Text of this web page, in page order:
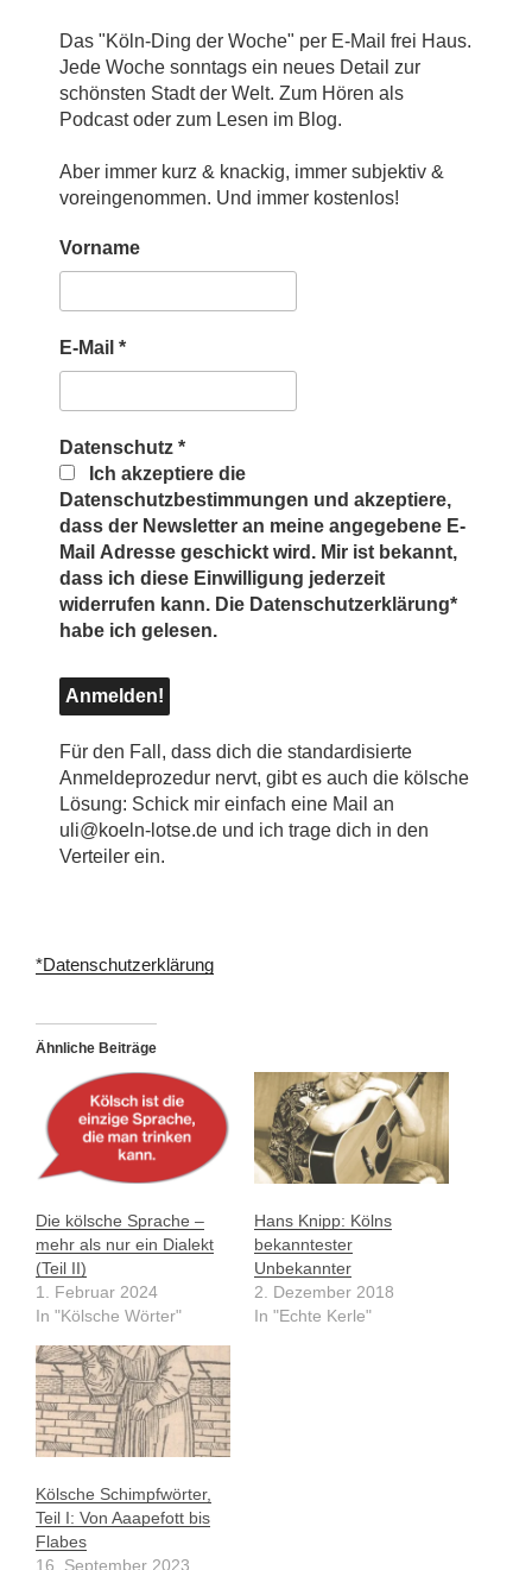
Das "Köln-Ding der Woche" per E-Mail frei Haus.
Jede Woche sonntags ein neues Detail zur
schönsten Stadt der Welt. Zum Hören als
Podcast oder zum Lesen im Blog.
Aber immer kurz & knackig, immer subjektiv &
voreingenommen. Und immer kostenlos!
Vorname
E-Mail *
Datenschutz *
Ich akzeptiere die
Datenschutzbestimmungen und akzeptiere,
dass der Newsletter an meine angegebene E-
Mail Adresse geschickt wird. Mir ist bekannt,
dass ich diese Einwilligung jederzeit
widerrufen kann. Die Datenschutzerklärung*
habe ich gelesen.
Für den Fall, dass dich die standardisierte
Anmeldeprozedur nervt, gibt es auch die kölsche
Lösung: Schick mir einfach eine Mail an
uli@koeln-lotse.de und ich trage dich in den
Verteiler ein.
*Datenschutzerklärung
Ähnliche Beiträge
Die kölsche Sprache –
mehr als nur ein Dialekt
(Teil II)
1. Februar 2024
In "Kölsche Wörter"
Hans Knipp: Kölns
bekanntester
Unbekannter
2. Dezember 2018
In "Echte Kerle"
Kölsche Schimpfwörter,
Teil I: Von Aaapefott bis
Flabes
16. September 2023